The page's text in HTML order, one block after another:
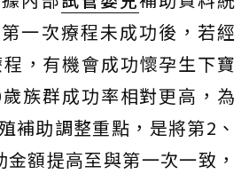
一次療程未成功後，若經
，有機會成功懷孕生下寶
族群成功率相對更高，為
補助調整重點，是將第2、
額提高至與第一次一致，